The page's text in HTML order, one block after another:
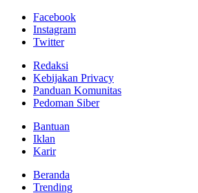
Facebook
Instagram
Twitter
Redaksi
Kebijakan Privacy
Panduan Komunitas
Pedoman Siber
Bantuan
Iklan
Karir
Beranda
Trending